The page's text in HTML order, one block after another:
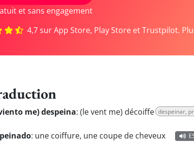
et sans engagement
4,7 sur App Store, Play Store et Trustpilot.
me) despeina: (le vent me) décoiffe despeinar,
: une coiffure, une coupe de cheveux